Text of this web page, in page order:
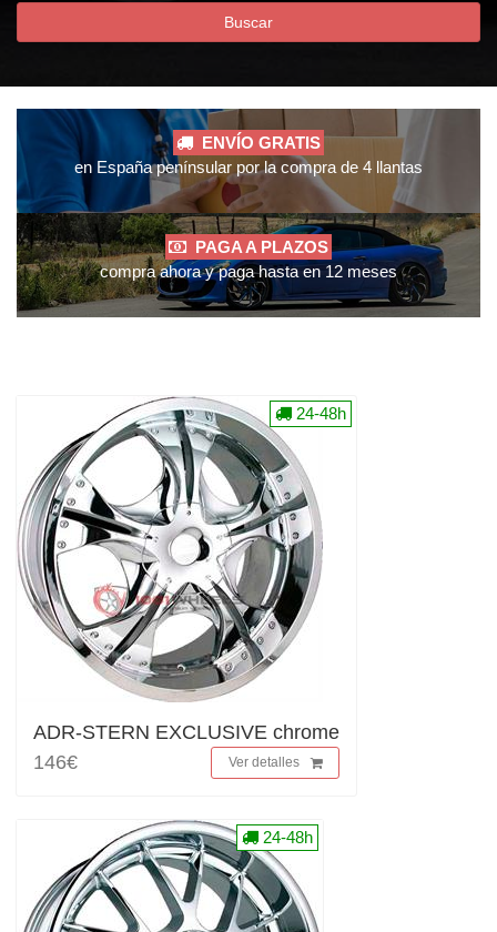
Buscar
ENVÍO GRATIS
en España penínsular por la compra de 4 llantas
PAGA A PLAZOS
compra ahora y paga hasta en 12 meses
ADR-STERN EXCLUSIVE chrome
146€
Ver detalles
24-48h
24-48h